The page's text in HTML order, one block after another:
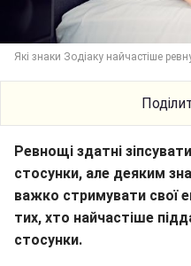
Які знаки Зодіаку найчастіше
Ревнощі здатні
стосунки, але деяким
важко стримувати свої
тих, хто найчастіше
стосунки.